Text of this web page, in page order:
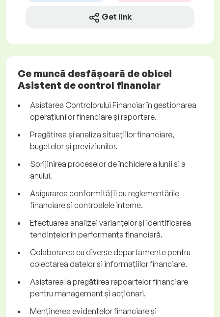
Get link
Ce muncă desfășoară de obicei
Asistent de control financiar
Asistarea Controlorului Financiar în gestionarea
operațiunilor financiare și raportare.
Pregătirea și analiza situațiilor financiare,
bugetelor și previziunilor.
Sprijinirea proceselor de închidere a lunii și a
anului.
Asigurarea conformității cu reglementările
financiare și controalele interne.
Efectuarea analizei varianțelor și identificarea
tendințelor în performanța financiară.
Colaborarea cu diverse departamente pentru
colectarea datelor și informațiilor financiare.
Asistarea la pregătirea rapoartelor financiare
pentru management și acționari.
Menținerea evidențelor financiare și